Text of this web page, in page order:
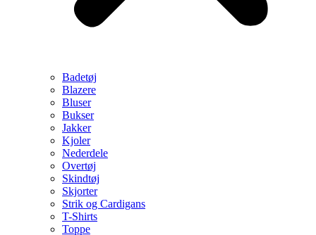
Badetøj
Blazere
Bluser
Bukser
Jakker
Kjoler
Nederdele
Overtøj
Skindtøj
Skjorter
Strik og Cardigans
T-Shirts
Toppe